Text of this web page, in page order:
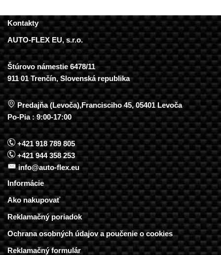
Kontakty
AUTO-FLEX EU, s.r.o.
Štúrovo námestie 6478/11
911 01 Trenčín, Slovenská republika
Predajňa (Levoča),Francisciho 45, 05401 Levoča
Po-Pia : 9:00-17:00
+421 918 789 805
+421 944 358 253
info@auto-flex.eu
Informácie
Ako nakupovať
Reklamačný poriadok
Ochrana osobných údajov a poučenie o cookies
Reklamačný formulár